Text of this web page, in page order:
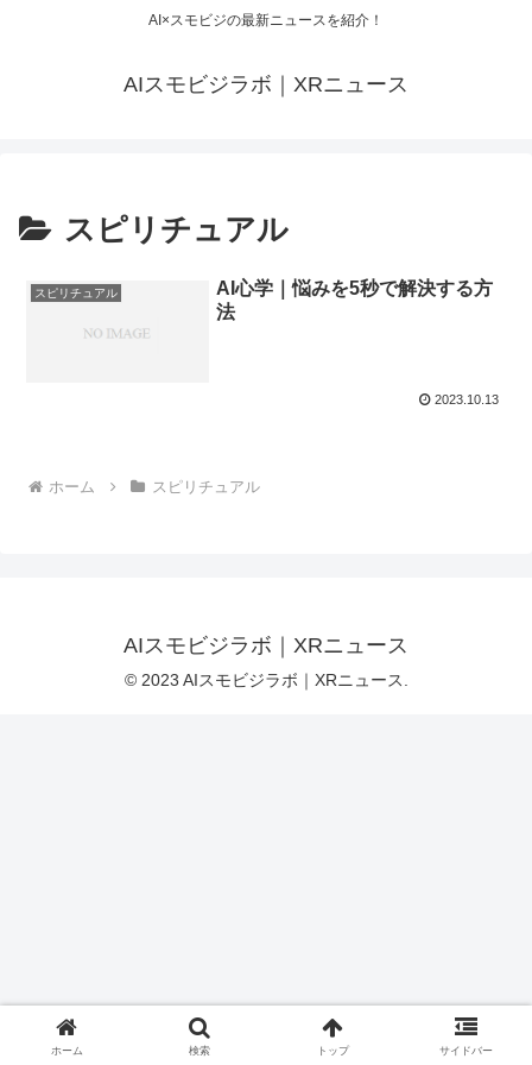
AI×スモビジの最新ニュースを紹介！
AIスモビジラボ｜XRニュース
スピリチュアル
スピリチュアル
AI心学｜悩みを5秒で解決する方
法
2023.10.13
ホーム スピリチュアル
AIスモビジラボ｜XRニュース
© 2023 AIスモビジラボ｜XRニュース.
ホーム 検索 トップ サイドバー